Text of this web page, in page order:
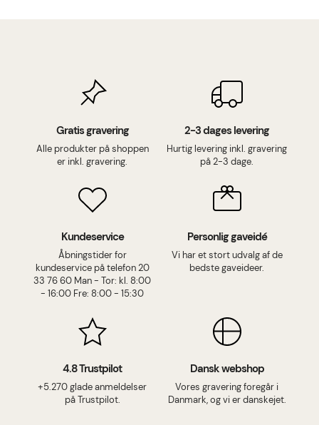
Gratis gravering
Alle produkter på shoppen
er inkl. gravering.
2-3 dages levering
Hurtig levering inkl. gravering
på 2-3 dage.
Kundeservice
Åbningstider for
kundeservice på telefon 20
33 76 60 Man - Tor: kl. 8:00
- 16:00 Fre: 8:00 - 15:30
Personlig gaveidé
Vi har et stort udvalg af de
bedste gaveideer.
4.8 Trustpilot
+5.270 glade anmeldelser
på Trustpilot.
Dansk webshop
Vores gravering foregår i
Danmark, og vi er danskejet.